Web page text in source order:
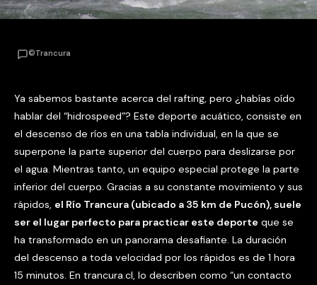
©Trancura
Ya sabemos bastante acerca del rafting, pero ¿habías oído
hablar del “hidrospeed”? Este deporte acuático, consiste en
el descenso de ríos en una tabla individual, en la que se
superpone la parte superior del cuerpo para deslizarse por
el agua. Mientras tanto, un equipo especial protege la parte
inferior del cuerpo. Gracias a su constante movimiento y sus
rápidos, el Río Trancura (ubicado a 35 km de Pucón), suele
ser el lugar perfecto para practicar este deporte que se
ha transformado en un panorama desafiante. La duración
del descenso a toda velocidad por los rápidos es de 1 hora
15 minutos. En trancura.cl, lo describen como “un contacto